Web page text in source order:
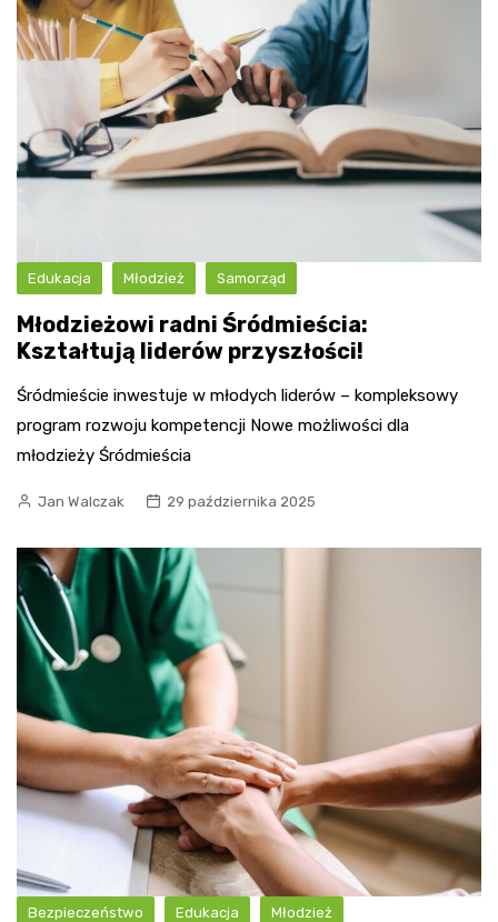
Edukacja Młodzież Samorząd
Młodzieżowi radni Śródmieścia:
Kształtują liderów przyszłości!
Śródmieście inwestuje w młodych liderów – kompleksowy
program rozwoju kompetencji Nowe możliwości dla
młodzieży Śródmieścia
Jan Walczak 29 października 2025
Bezpieczeństwo Edukacja Młodzież